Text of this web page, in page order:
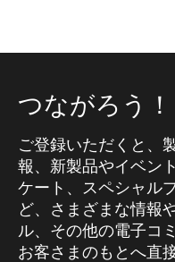
つながろう！
ご登録いただくと、
報、新製品やイベン
ケート、スペシャル
ど、さまざまな情報
ル、その他の電子コ
お客さまのもとへ直